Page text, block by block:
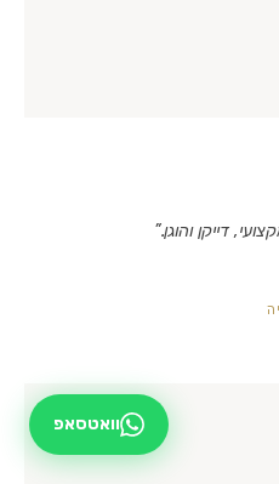
דייקן והוגן.”
וואטסאפ